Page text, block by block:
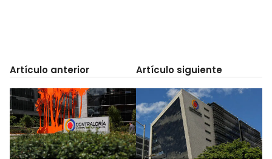
Artículo anterior Artículo siguiente